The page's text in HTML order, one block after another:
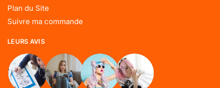
Plan du Site
Suivre ma commande
LEURS AVIS